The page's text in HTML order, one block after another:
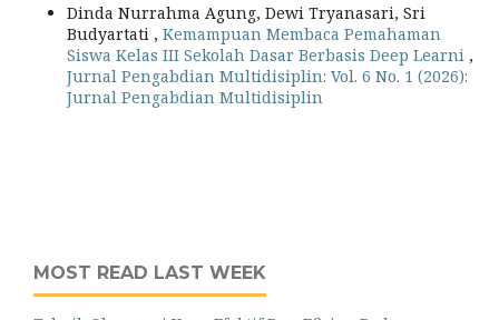
Dinda Nurrahma Agung, Dewi Tryanasari, Sri
Budyartati , Kemampuan Membaca Pemahaman
Siswa Kelas III Sekolah Dasar Berbasis Deep Learni ,
Jurnal Pengabdian Multidisiplin: Vol. 6 No. 1 (2026):
Jurnal Pengabdian Multidisiplin
MOST READ LAST WEEK